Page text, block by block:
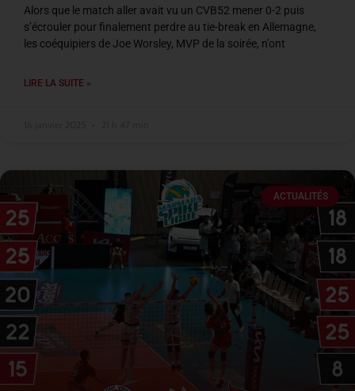
Alors que le match aller avait vu un CVB52 mener 0-2 puis
s’écrouler pour finalement perdre au tie-break en Allemagne,
les coéquipiers de Joe Worsley, MVP de la soirée, n’ont
LIRE LA SUITE »
ACTUALITÉS